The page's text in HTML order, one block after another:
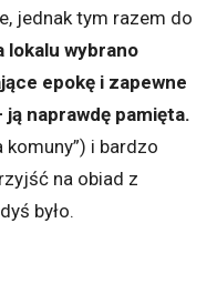
jednak tym razem do
lokalu wybrano
epokę i zapewne
naprawdę pamięta.
i bardzo
na obiad z
było.